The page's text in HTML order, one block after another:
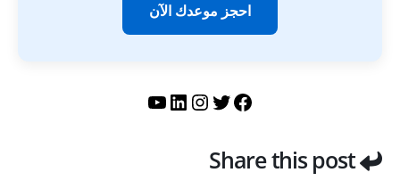
احجز موعدك الآن
فيسبوك
تويترإنستجرام
لينكد إنيوتيوب
Share this post